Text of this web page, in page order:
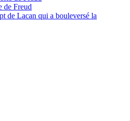
de Freud
de Lacan qui a bouleversé la